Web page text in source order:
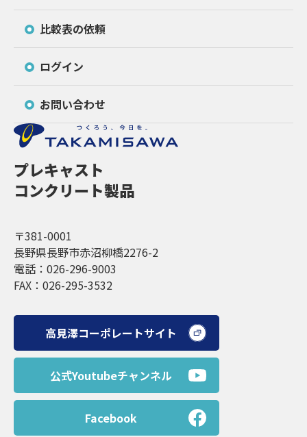
プレキャスト
コンクリート製品
〒381-0001
長野県長野市赤沼柳橋2276-2
電話：026-296-9003
FAX：026-295-3532
高見澤コーポレートサイト
公式Youtubeチャンネル
Facebook
比較表の依頼
ログイン
お問い合わせ